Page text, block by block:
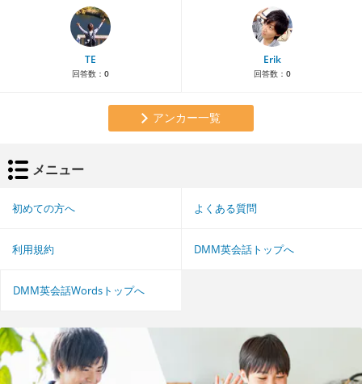
TE
回答数： 0
Erik
回答数： 0
アンカー一覧
メニュー
初めての方へ よくある質問
利用規約 DMM英会話トップへ
DMM英会話Wordsトップへ